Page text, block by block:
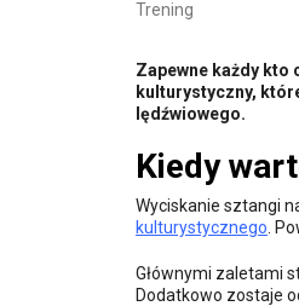
Trening
Zapewne każdy kto
kulturystyczny,
lędźwiowego.
Kiedy
Wyciskanie sztangi
kulturystycznego .
Głównymi zaletami
Dodatkowo zostaje